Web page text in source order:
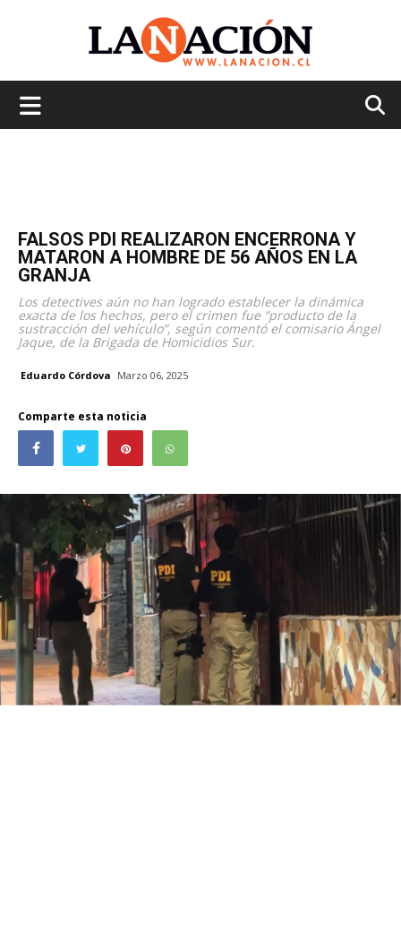
FALSOS PDI REALIZARON ENCERRONA Y
MATARON A HOMBRE DE 56 AÑOS EN LA
GRANJA
Los detectives aún no han logrado establecer la dinámica
exacta de los hechos, pero el crimen fue “producto de la
sustracción del vehículo”, según comentó el comisario Ángel
Jaque, de la Brigada de Homicidios Sur.
Eduardo Córdova Marzo 06, 2025
Comparte esta noticia